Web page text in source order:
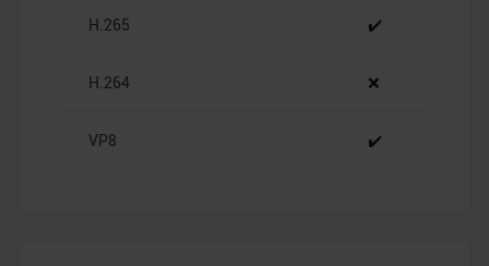
Verwendung unserer Website an unsere Partner für
gesammelt haben.
H.265 ✔️
H.264 ❌
VP8 ✔️